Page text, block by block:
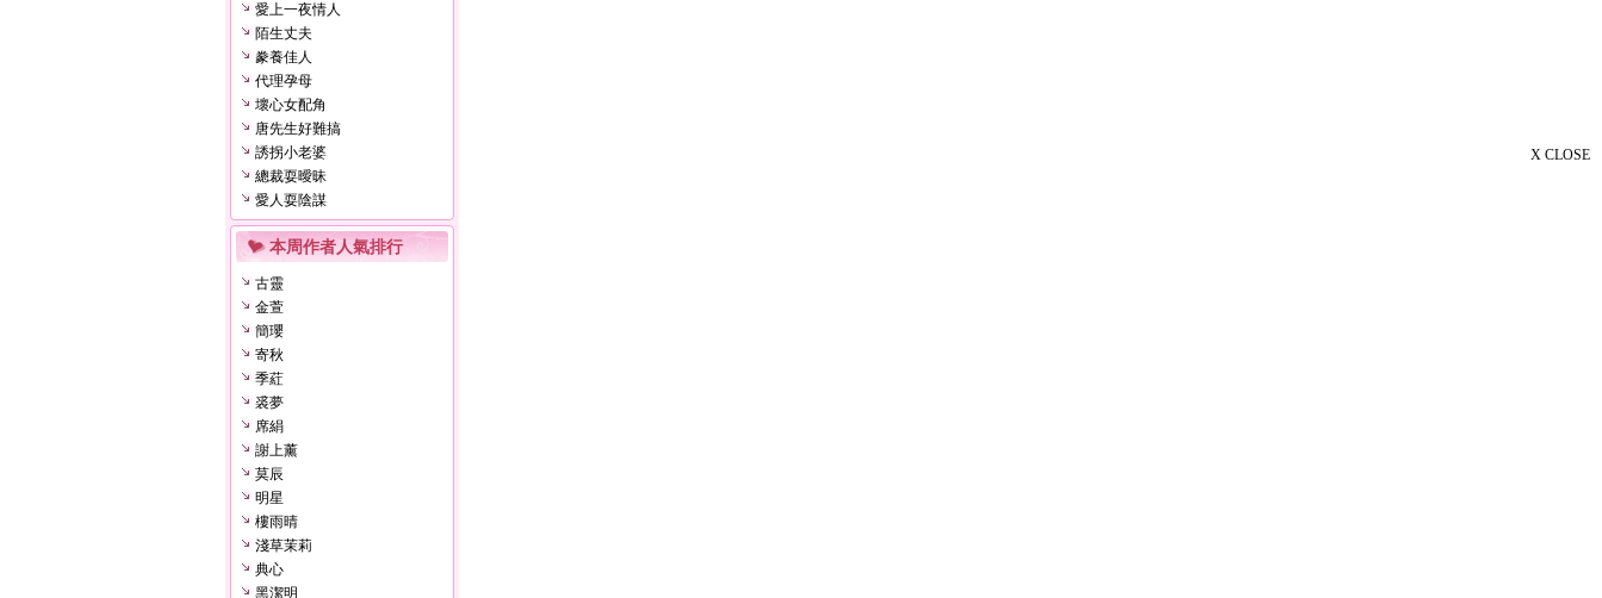
X CLOSE
愛上一夜情人
陌生丈夫
豢養佳人
代理孕母
壞心女配角
唐先生好難搞
誘拐小老婆
總裁耍曖昧
愛人耍陰謀
本周作者人氣排行
古靈
金萱
簡瓔
寄秋
季葒
裘夢
席絹
謝上薰
莫辰
明星
樓雨晴
淺草茉莉
典心
黑潔明